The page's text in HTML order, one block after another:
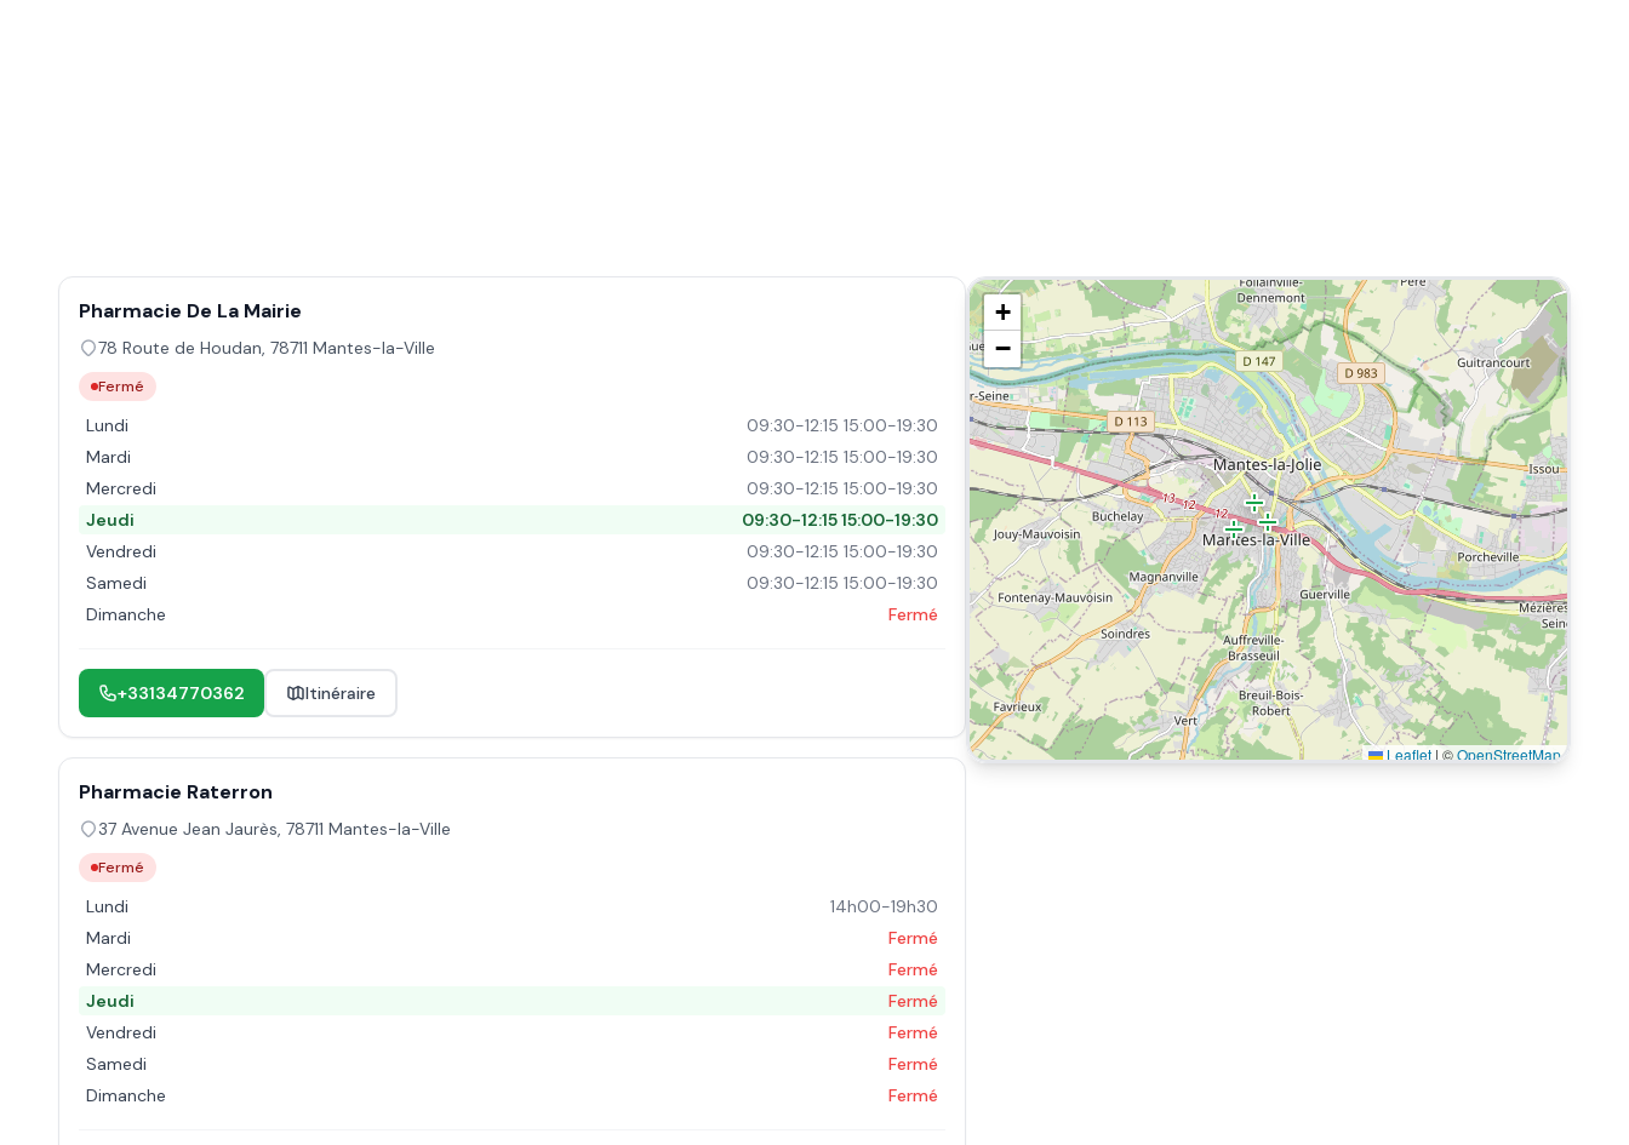
Pharmacie De La Mairie
78 Route de Houdan, 78711 Mantes-la-Ville
Fermé
Lundi
09:30-12:15 15:00-19:30
Mardi
09:30-12:15 15:00-19:30
Mercredi
09:30-12:15 15:00-19:30
Jeudi
09:30-12:15 15:00-19:30
Vendredi
09:30-12:15 15:00-19:30
Samedi
09:30-12:15 15:00-19:30
Dimanche
Fermé
+33134770362 Itinéraire
Pharmacie Raterron
37 Avenue Jean Jaurès, 78711 Mantes-la-Ville
Fermé
Lundi
14h00-19h30
Mardi
Fermé
Mercredi
Fermé
Jeudi
Fermé
Vendredi
Fermé
Samedi
Fermé
Dimanche
Fermé
+
−
Leaflet | ©OpenStreetMap